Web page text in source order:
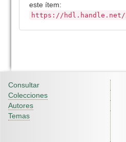
este ítem:
https://hdl.handle.net/
Consultar
Colecciones
Autores
Temas